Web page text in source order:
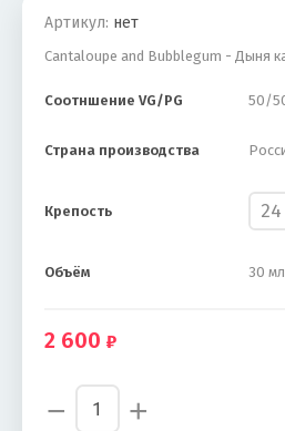
Артикул: нет
Cantaloupe and Bubblegum - Дыня
Соотншение VG/PG 50/
Страна производства
Крепость
Объём 30
2 600
− +